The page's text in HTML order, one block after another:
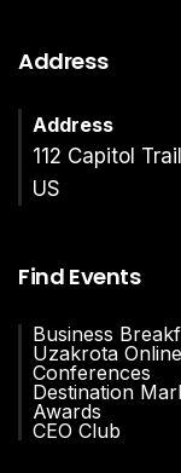
Address
Address
112 Capitol
US
Find Events
Business
Uzakrota Online
Conferences
Destination
Awards
CEO Club